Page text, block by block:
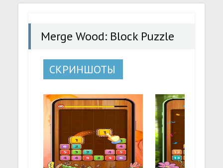
Merge Wood: Block Puzzle (Много монет) на Андроид
Merge Wood: Block Puzzle
СКРИНШОТЫ